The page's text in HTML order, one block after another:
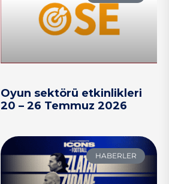
Oyun sektörü etkinlikleri
20 – 26 Temmuz 2026
HABERLER